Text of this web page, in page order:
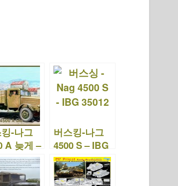
-나그
A 늦게 –
버스킹-나그
4500 S – IBG
35012